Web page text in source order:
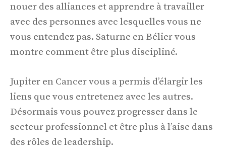
nouer des alliances et apprendre à travailler
avec des personnes avec lesquelles vous ne
vous entendez pas. Saturne en Bélier vous
montre comment être plus discipliné.
Jupiter en Cancer vous a permis d’élargir les
liens que vous entretenez avec les autres.
Désormais vous pouvez progresser dans le
secteur professionnel et être plus à l’aise dans
des rôles de leadership.